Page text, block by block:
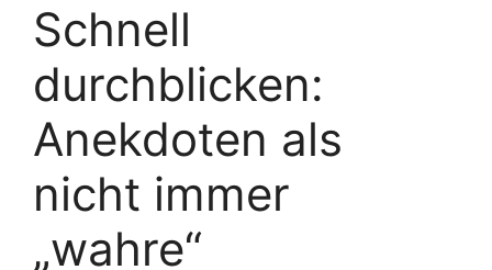
Schnell
durchblicken:
Anekdoten als
nicht immer
„wahre“